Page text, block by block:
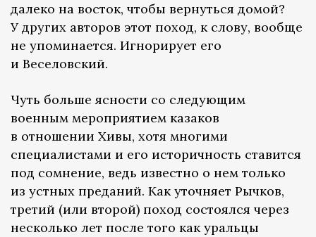
далеко на восток, чтобы вернуться домой?
У других авторов этот поход, к слову, вообще
не упоминается. Игнорирует его
и Веселовский.
Чуть больше ясности со следующим
военным мероприятием казаков
в отношении Хивы, хотя многими
специалистами и его историчность ставится
под сомнение, ведь известно о нем только
из устных преданий. Как уточняет Рычков,
третий (или второй) поход состоялся через
несколько лет после того как уральцы